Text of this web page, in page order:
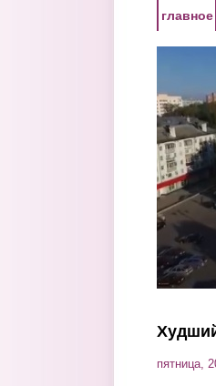
главное
пятница,